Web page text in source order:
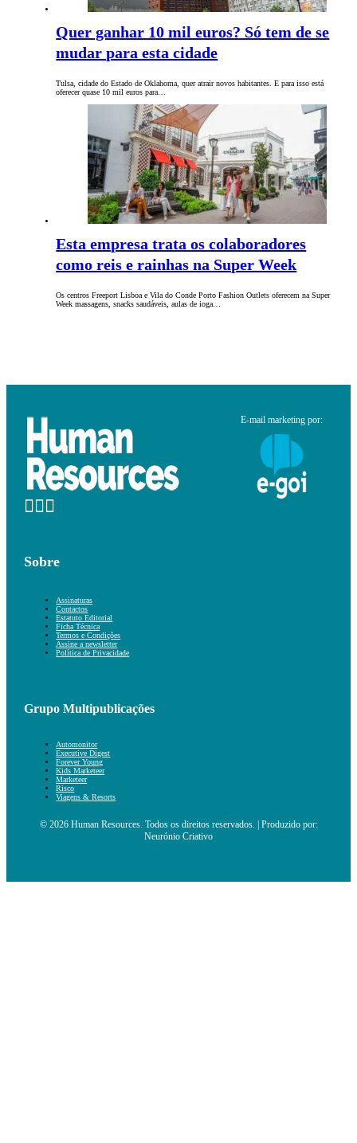
Quer ganhar 10 mil euros? Só tem de se
mudar para esta cidade
Tulsa, cidade do Estado de Oklahoma, quer atrair novos habitantes. E para isso está
oferecer quase 10 mil euros para…
Esta empresa trata os colaboradores
como reis e rainhas na Super Week
Os centros Freeport Lisboa e Vila do Conde Porto Fashion Outlets oferecem na Super
Week massagens, snacks saudáveis, aulas de ioga…
E-mail marketing por:
Sobre
Assinaturas
Contactos
Estatuto Editorial
Ficha Técnica
Termos e Condições
Assine a newsletter
Política de Privacidade
Grupo Multipublicações
Automonitor
Executive Digest
Forever Young
Kids Marketeer
Marketeer
Risco
Viagens & Resorts
© 2026 Human Resources. Todos os direitos reservados. | Produzido por:
Neurónio Criativo